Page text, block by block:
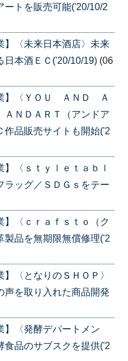
ートを販売可能('20/10/2
】〈未来日本酒店〉未来
日本酒ＥＣ('20/10/19) (06
】〈ＹＯＵ ＡＮＤ Ａ
ＡＮＤＡＲＴ（アンドア
作品販売サイトも開始('2
】〈ｓｔｙｌｅｔａｂｌ
ラッグ／ＳＤＧｓをテー
】〈ｃｒａｆｓｔｏ（ク
製品を無期限無償修理('2
】〈となりのＳＨＯＰ〉
声を取り入れた商品開発
】〈発酵デパートメン
食品のサブスクを提供('2